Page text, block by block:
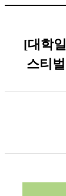
[대학
스티